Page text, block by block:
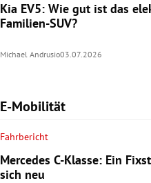
Kia EV5: Wie gut ist das
Familien-SUV?
Michael Andrusio03.07.2026
E-Mobilität
Fahrbericht
Mercedes C-Klasse: Ein
sich neu